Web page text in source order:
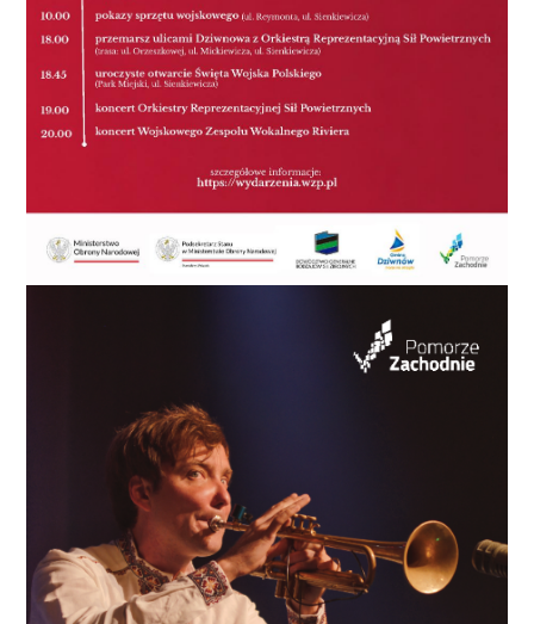
Teren przy Amfiteatrze 24 - 27.08, godz. 10:30
Bezpieczne Wakacje: - „Ozi: Głos Deszczowego Lasu"
Kino Kryterium 25.08, godz. 10:00 Artystyczne
Wakacje w CK105 - „Mój mały sklepik" - warsztaty
rękodzielnicze Centrum Kultury 105 28.08 „Z
Przystań Żeglarska w Jamnie 29.08, godz. 19:00
Koszalin Folk Festival „Górale na Pomorzu" Amfiteatr
30.08, godz. 17:30 Kamerynki „Mozaika Taneczna" -
„Z Andaluzji do Ameryki" - flamenco i więcej Rynek
mieszkańców Koszalina, turystów i wszystkich, którzy
chcą spędzić wakacyjne wieczory w wyjątkowej
atmosferze. Program łączy różne gatunki i formy:
film, muzykę klasyczną, rock, folk, kabaret oraz
koncerty największych gwiazd. Bilety na wydarzenia
dostępne są na stronie www.ck105.koszalin.pl.